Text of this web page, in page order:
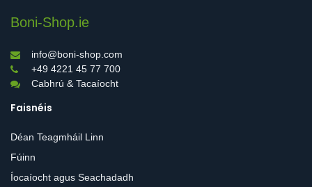
Boni-Shop.ie
info@boni-shop.com
+49 4221 45 77 700
Cabhrú & Tacaíocht
Faisnéis
Déan Teagmháil Linn
Fúinn
Íocaíocht agus Seachadadh